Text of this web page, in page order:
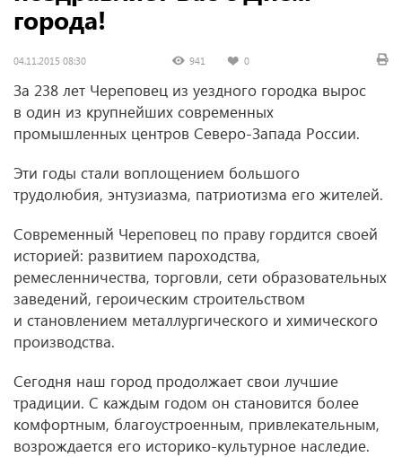
города!
04.11.2015 08:30 941 0
За 238 лет Череповец из уездного городка вырос
в один из крупнейших современных
промышленных центров Северо-Запада России.
Эти годы стали воплощением большого
трудолюбия, энтузиазма, патриотизма его жителей.
Современный Череповец по праву гордится своей
историей: развитием пароходства,
ремесленничества, торговли, сети образовательных
заведений, героическим строительством
и становлением металлургического и химического
производства.
Сегодня наш город продолжает свои лучшие
традиции. С каждым годом он становится более
комфортным, благоустроенным, привлекательным,
возрождается его историко-культурное наследие.